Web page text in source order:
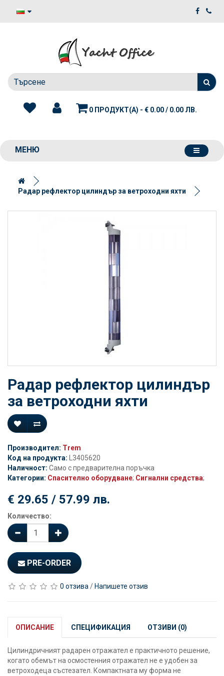
0 ПРОДУКТ(А) - € 0.00 / 0.00 ЛВ.
МЕНЮ
Радар рефлектор цилиндър за ветроходни яхти
Радар рефлектор цилиндър
за ветроходни яхти
Производител: Trem
Код на продукта: L3405620
Наличност: Само с предварителна поръчка
Категории: Спасително оборудване; Сигнални средства;
€ 29.65 / 57.99 лв.
Количество:
PRE-ORDER
0 отзива / Напишете отзив
ОПИСАНИЕ СПЕЦИФИКАЦИЯ ОТЗИВИ (0)
Цилиндричният радарен отражател е практичното решение,
когато обемът на осмостенния отражател не е удобен за
ветроходеца състезател. Компактната му форма не